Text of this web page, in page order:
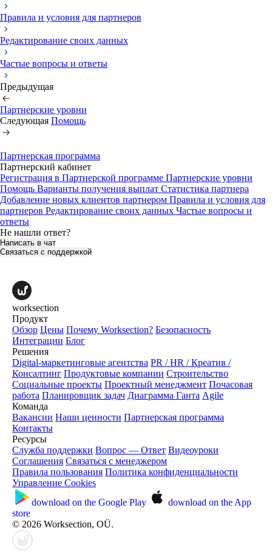
Правила и условия для партнеров
Редактирование своих данных
Частые вопросы и ответы
Предыдущая
Партнерские уровни
Следующая Помощь
Партнерская программа
Партнерский кабинет
Регистрация в Партнерской программе Партнерские уровни
Помощь Варианты получения выплат Статистика партнера
Добавление новых клиентов партнером Правила и условия для
партнеров Редактирование своих данных Частые вопросы и
ответы
Не нашли ответ?
Написать в чат
Связаться с поддержкой
worksection
Продукт
Обзор Цены Почему Worksection? Безопасность
Интеграции Блог
Решения
Digital-маркетинговые агентства PR / HR / Креатив /
Консалтинг Продуктовые компании Строительство
Социальные проекты Проектный менеджмент Почасовая
работа Планировщик задач Диаграмма Ганта Agile
Команда
Вакансии Наши ценности Партнерская программа
Контакты
Ресурсы
Служба поддержки Вопрос — Ответ Видеоуроки
Соглашения Связаться с менеджером
Правила пользования Политика конфиденциальности
Управление Cookies
download on the Google Play download on the App
store
© 2026 Worksection, OÜ.